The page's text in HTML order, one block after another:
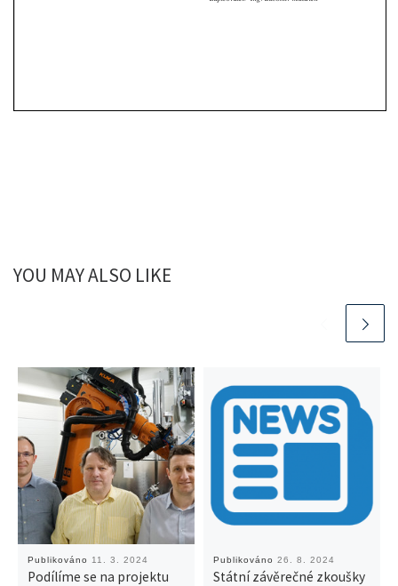
YOU MAY ALSO LIKE
Publikováno 11. 3. 2024
Podílíme se na projektu
Publikováno26. 8. 2024
Státní závěrečné zkoušky